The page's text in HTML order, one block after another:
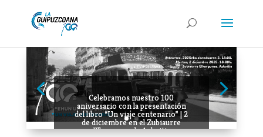
Celebramos nuestro 100
aniversario con la presentación
del libro “Un viaje centenario” | 2
de diciembre en el Zubiaurre
Elkargunea de Azkoitia